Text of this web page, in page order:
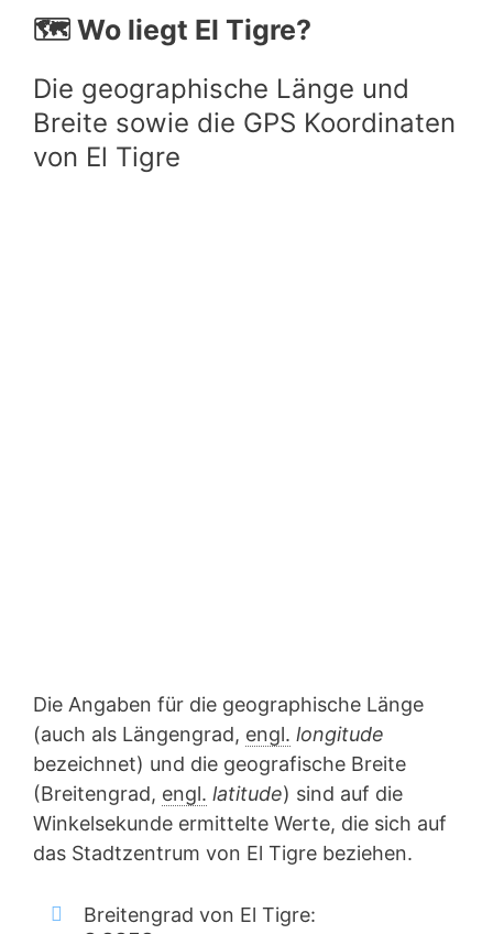
🗺️ Wo liegt El Tigre?
Die geographische Länge und
Breite sowie die GPS Koordinaten
von El Tigre
Die Angaben für die geographische Länge
(auch als Längengrad, engl. longitude
bezeichnet) und die geografische Breite
(Breitengrad, engl. latitude) sind auf die
Winkelsekunde ermittelte Werte, die sich auf
das Stadtzentrum von El Tigre beziehen.
Breitengrad von El Tigre: